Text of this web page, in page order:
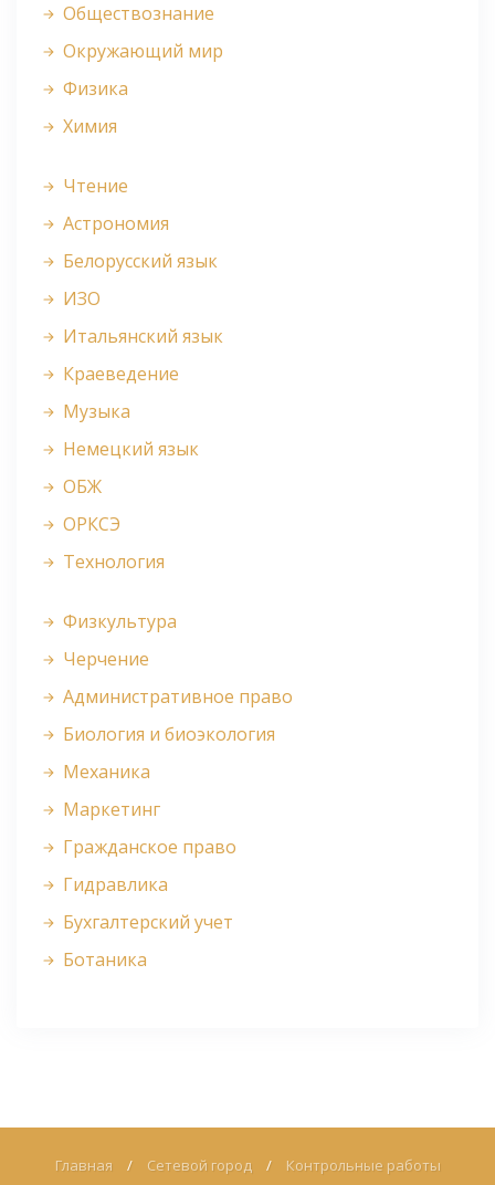
Обществознание
Окружающий мир
Физика
Химия
Чтение
Астрономия
Белорусский язык
ИЗО
Итальянский язык
Краеведение
Музыка
Немецкий язык
ОБЖ
ОРКСЭ
Технология
Физкультура
Черчение
Административное право
Биология и биоэкология
Механика
Маркетинг
Гражданское право
Гидравлика
Бухгалтерский учет
Ботаника
Главная / Сетевой город / Контрольные работы